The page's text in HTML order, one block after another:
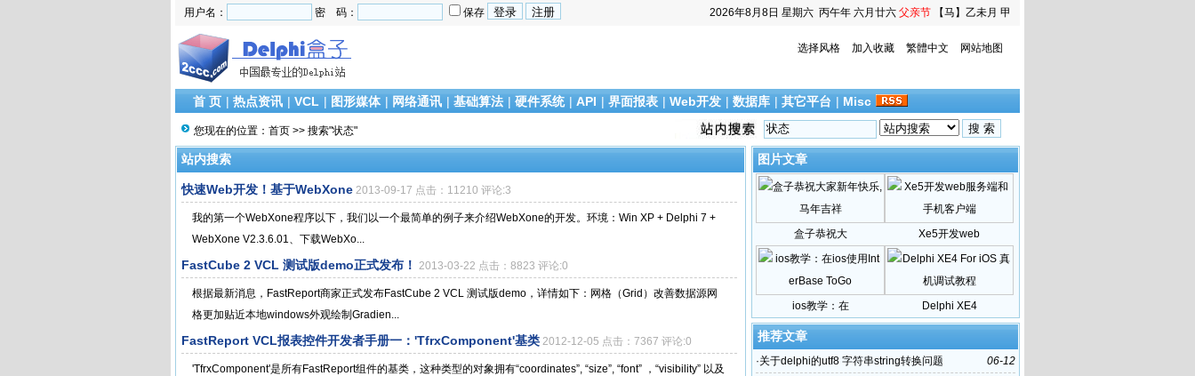
2026年8月8日 星期六 丙午年 六月廿六 父亲节
【马】乙未月 甲
用户名： 密 码： 保存
选择风格 加入收藏 繁體中文 网站地图
首 页 | 热点资讯 | VCL | 图形媒体 | 网络通讯 | 基础算法 | 硬件系统 | API | 界面报表 | Web开发 | 数据库 | 其它平台 | Misc
您现在的位置： 首页 >> 搜索"状态"
站内搜索
快速Web开发！基于WebXone 2013-09-17 点击：11210 评论:3
我的第一个WebXone程序以下，我们以一个最简单的例子来介绍WebXone的开发。环境：Win XP + Delphi 7 +
WebXone V2.3.6.01、下载WebXo...
FastCube 2 VCL 测试版demo正式发布！ 2013-03-22 点击：8823 评论:0
根据最新消息，FastReport商家正式发布FastCube 2 VCL 测试版demo，详情如下：网格（Grid）改善数据源网
格更加贴近本地windows外观绘制Gradien...
FastReport VCL报表控件开发者手册一：'TfrxComponent'基类 2012-12-05 点击：7367 评论:0
'TfrxComponent'是所有FastReport组件的基类，这种类型的对象拥有“coordinates”, “size”, “font” ，“visibility” 以及
图片文章
盒子恭祝大 Xe5开发web
ios教学：在 Delphi XE4
推荐文章
06-12
·关于delphi的utf8 字符串string转换问题